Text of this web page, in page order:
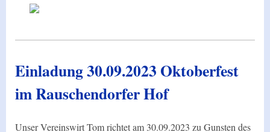
Einladung 30.09.2023 Oktoberfest
im Rauschendorfer Hof
Unser Vereinswirt Tom richtet am 30.09.2023 zu Gunsten des